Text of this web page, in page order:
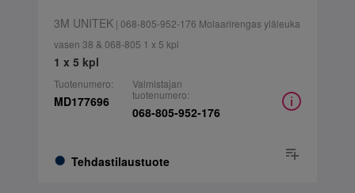
3M UNITEK| 068-805-952-176 Molaarirengas yläleuka
vasen 38 & 068-805 1 x 5 kpl
1 x 5 kpl
Tuotenumero:
MD177696
Tehdastilaustuote
Valmistajan
tuotenumero:
068-805-952-176